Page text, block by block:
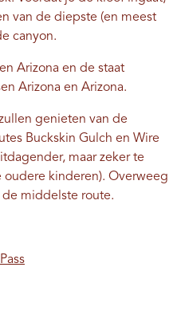
van de diepste (en meest
canyon.
Arizona en de staat
Arizona en Arizona.
genieten van de
Buckskin Gulch en Wire
maar zeker te
oudere kinderen). Overweeg
middelste route.